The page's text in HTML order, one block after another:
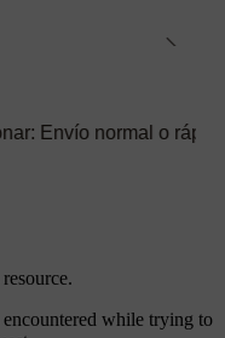
o rápido ☑️